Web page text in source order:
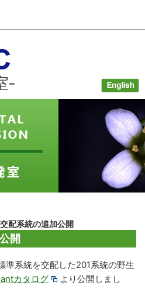
へ
ッ
プ
-
配系統の追加公開
開
準系統を交配した201系統の野生
カタログ
より公開しまし